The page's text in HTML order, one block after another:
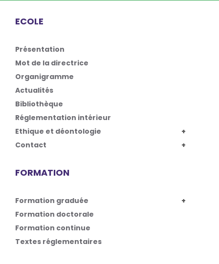
ECOLE
Présentation
Mot de la directrice
Organigramme
Actualités
Bibliothèque
Réglementation intérieur
Ethique et déontologie
Contact
FORMATION
Formation graduée
Formation doctorale
Formation continue
Textes réglementaires